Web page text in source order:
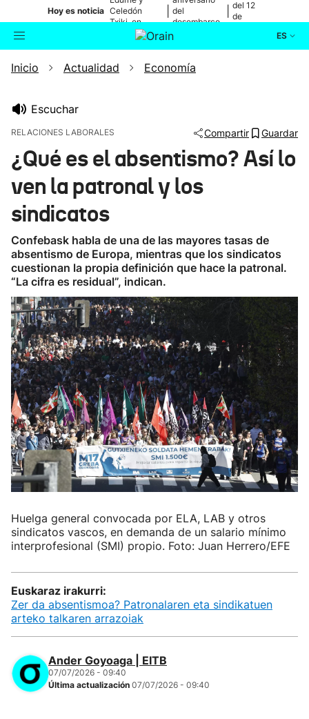
Hoy es noticia Celedón
Txiki, en
directo
del
desembarco
de Elkano
del 12
de
ES
Buscador Actualidad
Ikusmiran
Inicio Actualidad Economía
Escuchar
RELACIONES LABORALES Compartir Guardar
¿Qué es el absentismo? Así lo
ven la patronal y los
sindicatos
Confebask habla de una de las mayores tasas de
absentismo de Europa, mientras que los sindicatos
cuestionan la propia definición que hace la patronal.
“La cifra es residual”, indican.
Huelga general convocada por ELA, LAB y otros
sindicatos vascos, en demanda de un salario mínimo
interprofesional (SMI) propio. Foto: Juan Herrero/EFE
Euskaraz irakurri:
Zer da absentismoa? Patronalaren eta sindikatuen
arteko talkaren arrazoiak
Ander Goyoaga | EITB
07/07/2026 - 09:40
Última actualización 07/07/2026 - 09:40